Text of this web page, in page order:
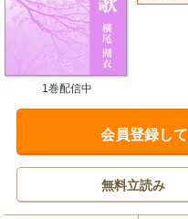
1巻配信中
会員登録して
無料立読み